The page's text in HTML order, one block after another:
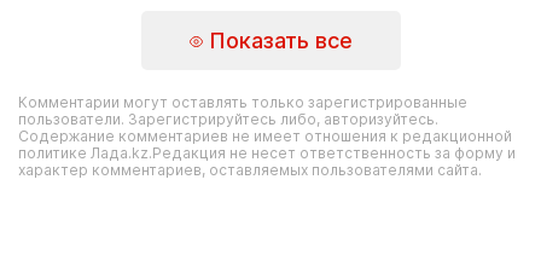
Показать все
Комментарии могут оставлять только зарегистрированные
пользователи. Зарегистрируйтесь либо, авторизуйтесь.
Содержание комментариев не имеет отношения к редакционной
политике Лада.kz.Редакция не несет ответственность за форму и
характер комментариев, оставляемых пользователями сайта.